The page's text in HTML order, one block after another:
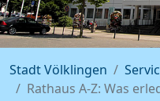
Stadt Völklingen
Rathaus A-Z: Was